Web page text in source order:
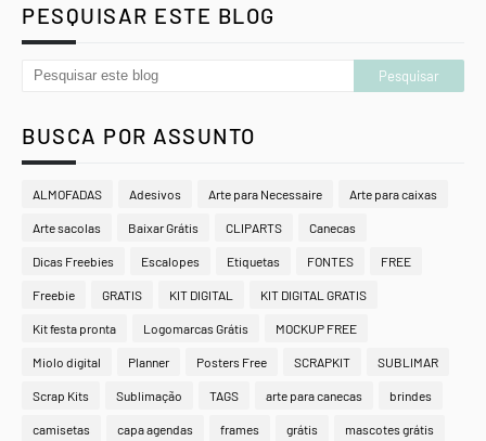
PESQUISAR ESTE BLOG
BUSCA POR ASSUNTO
ALMOFADAS Adesivos Arte para Necessaire Arte para caixas
Arte sacolas Baixar Grátis CLIPARTS Canecas
Dicas Freebies Escalopes Etiquetas FONTES FREE
Freebie GRATIS KIT DIGITAL KIT DIGITAL GRATIS
Kit festa pronta Logomarcas Grátis MOCKUP FREE
Miolo digital Planner Posters Free SCRAPKIT SUBLIMAR
Scrap Kits Sublimação TAGS arte para canecas brindes
camisetas capa agendas frames grátis mascotes grátis